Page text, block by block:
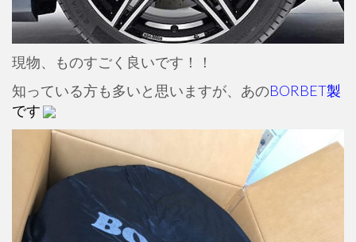
現物、ものすごく良いです！！
知っている方も多いと思いますが、あのBORBET製
です